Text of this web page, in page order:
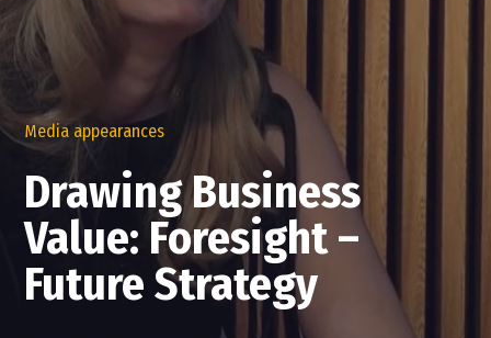
Media appearances
Drawing Business
Value: Foresight –
Future Strategy